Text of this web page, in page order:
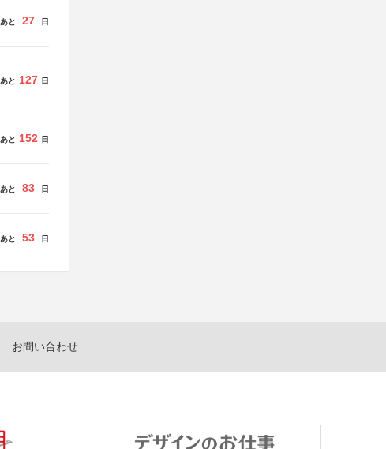
あと 27 日
あと 127 日
あと 152 日
あと 83 日
あと 53 日
お問い合わせ